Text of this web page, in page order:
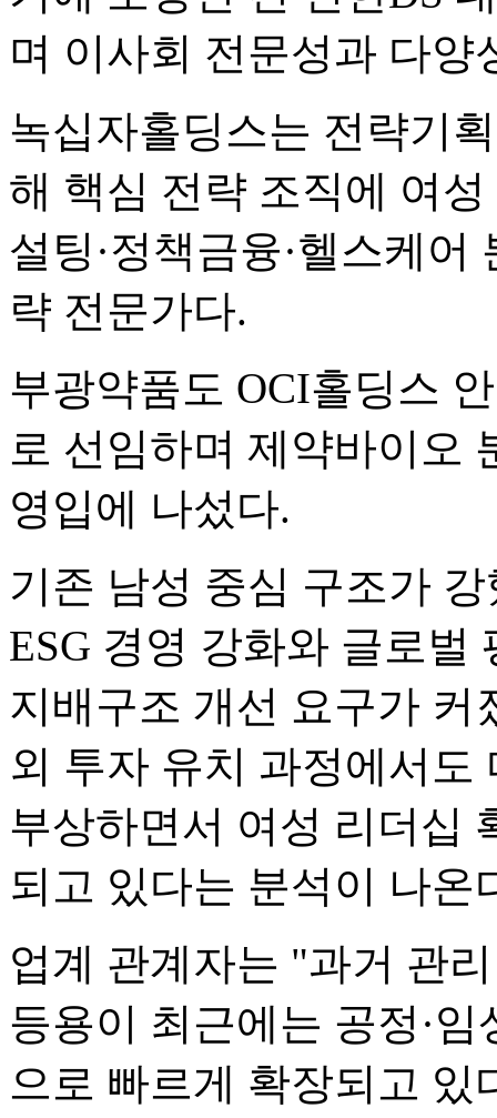
며 이사회 전문성과 다양
녹십자홀딩스는 전략기
해 핵심 전략 조직에 여
설팅·정책금융·헬스케
략 전문가다.
부광약품도 OCI홀딩스
로 선임하며 제약바이오
영입에 나섰다.
기존 남성 중심 구조가
ESG 경영 강화와 글로벌
지배구조 개선 요구가 커
외 투자 유치 과정에서도
부상하면서 여성 리더십
되고 있다는 분석이 나온
업계 관계자는 "과거 관
등용이 최근에는 공정·
으로 빠르게 확장되고